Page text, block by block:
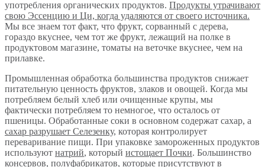
употребления органических продуктов. Продукты утрачивают
свою Эссенцию и Ци, когда удаляются от своего источника.
Мы все знаем тот факт, что фрукт, сорванный с дерева,
гораздо вкуснее, чем тот же фрукт, лежащий на полке в
продуктовом магазине, томаты на веточке вкуснее, чем на
прилавке.
Промышленная обработка большинства продуктов снижает
питательную ценность фруктов, злаков и овощей. Когда мы
потребляем белый хлеб или очищенные крупы, мы
фактически потребляем то немногое, что осталось от
пшеницы. Обработанные соки в основном содержат сахар, а
сахар разрушает Селезенку, которая контролирует
переваривание пищи. При упаковке замороженных продуктов
используют натрий, который истощает Почки. Большинство
консервов, полуфабрикатов, которые присутствуют в